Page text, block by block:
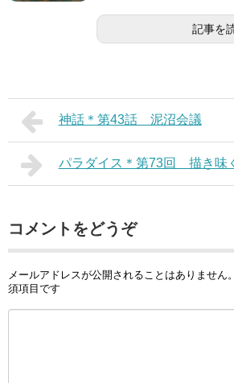
記事を
神話＊第43話 泥沼会議
パラダイス＊第73回 描き味
コメントをどうぞ
メールアドレスが公開されることはありません。
須項目です